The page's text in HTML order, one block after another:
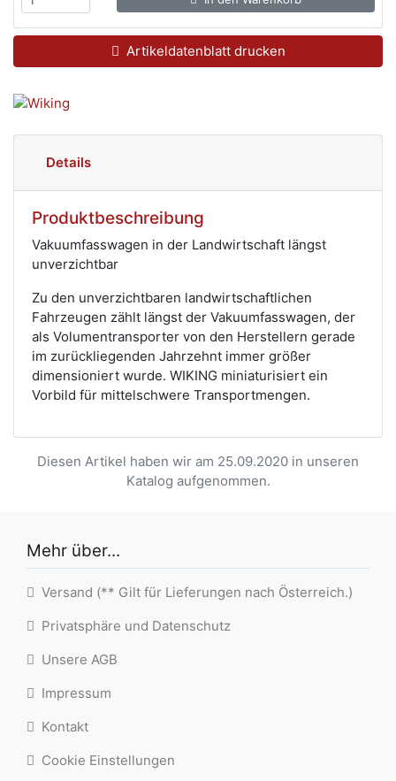
Artikeldatenblatt drucken
Details
Produktbeschreibung
Vakuumfasswagen in der Landwirtschaft längst
unverzichtbar
Zu den unverzichtbaren landwirtschaftlichen
Fahrzeugen zählt längst der Vakuumfasswagen, der
als Volumentransporter von den Herstellern gerade
im zurückliegenden Jahrzehnt immer größer
dimensioniert wurde. WIKING miniaturisiert ein
Vorbild für mittelschwere Transportmengen.
Diesen Artikel haben wir am 25.09.2020 in unseren
Katalog aufgenommen.
Mehr über...
Versand (** Gilt für Lieferungen nach Österreich.)
Privatsphäre und Datenschutz
Unsere AGB
Impressum
Kontakt
Cookie Einstellungen